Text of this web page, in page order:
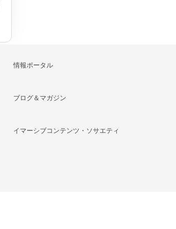
情報ポータル
ブログ＆マガジン
イマーシブコンテンツ・ソサエティ